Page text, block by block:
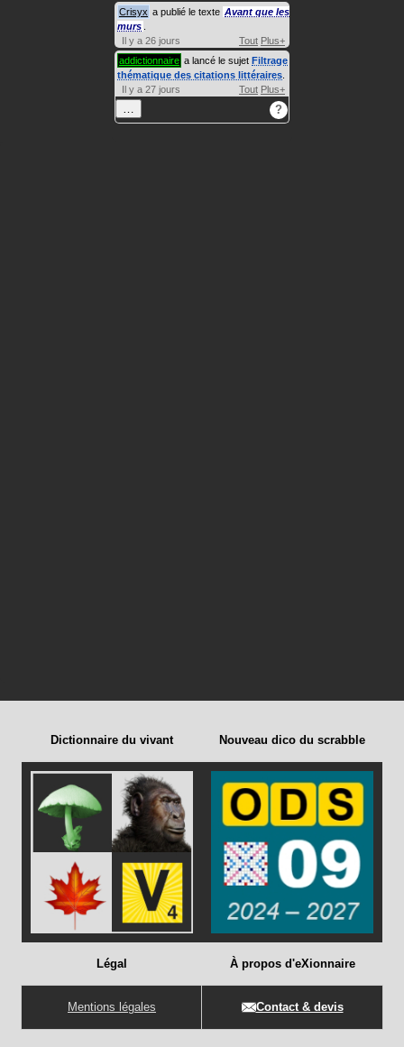
Crisyx a publié le texte Avant que les
murs
Il y a 26 jours
Tout Plus+
addictionnaire a lancé le sujet Filtrage
thématique des citations littéraires
Il y a 27 jours
Tout Plus+
… ?
Dictionnaire du vivant Nouveau dico du scrabble
Légal
Mentions légales
À propos d'eXionnaire
Contact & devis